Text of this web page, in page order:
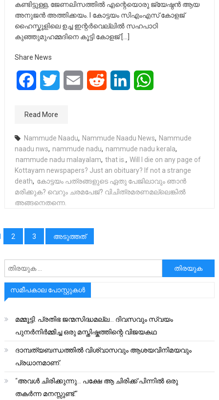
കണ്ടിട്ടുള്ള, ജേണലിസത്തിൽ എന്റെയൊരു ജ്യേഷ്ഠൻ ആയ
അനുജൻ അത്തിക്കയം. I കോട്ടയം സിഎംഎസ് കോളജ്
ഹൈസ്കൂളിലെ ഉച്ച ഇന്റർവെല്ലിൽ സഹപാഠി
കുഞ്ഞുമുഹമ്മദിനെ കൂട്ടി കോളജ് […]
Share News
FacebookTwitter Email Reddit LinkedIn
Read More
Nammude Naadu, Nammude Naadu News, Nammude
naadu nws, nammude nadu, nammude nadu kerala,
nammude nadu malayalam, that is., Will I die on any page of
Kottayam newspapers? Just an obituary? If not a strange
death, കോട്ടയം പത്രങ്ങളുടെ ഏതു പേജിലാവും ഞാൻ
മരിക്കുക? വെറും ചരമപേജ്? വിചിത്രമരണമല്ലെങ്കിൽ
അങ്ങനെതന്നെ.
2 3 അടുത്തത്
അനേഷിക്കുക
സമീപകാല പോസ്റ്റുകൾ
മമ്മൂട്ടി: പ്രതിഭ ജന്മസിദ്ധമല്ല… ദിവസവും സ്വയം
പുനർനിർമ്മിച്ച ഒരു മസ്തിഷ്കത്തിന്റെ വിജയകഥ
ദാമ്പത്യബന്ധത്തിൽ വിശ്വാസവും ആശയവിനിമയവും
പ്രധാനമാണ്.
“അവൾ ചിരിക്കുന്നു… പക്ഷേ ആ ചിരിക്ക് പിന്നിൽ ഒരു
തകർന്ന മനസ്സുണ്ട്.”